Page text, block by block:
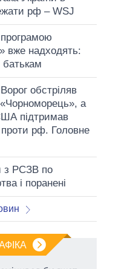
рф – WSJ
вже надходять:
батькам
Ворог обстріляв
«Чорноморець», а
підтримав
проти рф. Головне
з РСЗВ по
і поранені